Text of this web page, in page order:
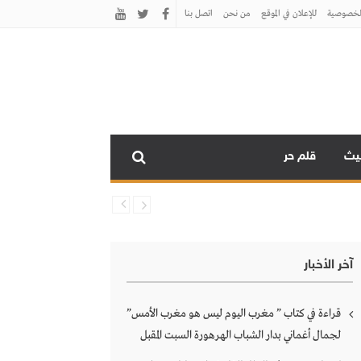
للإعلان في الموقع من نحن اتصل بنـا
قلم حر
آخر الأخبار
قراءة في كتاب ” مغرب اليوم ليس هو مغرب الأمس”
لجمال أغماني بدار الشباب الهرهورة السبت المقبل